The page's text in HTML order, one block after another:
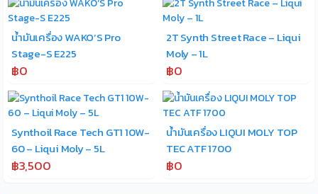
น้ำมันเครื่อง WAKO’S Pro
Stage-S E225
฿0
2T Synth Street Race – Liqui
Moly – 1L
฿0
Synthoil Race Tech GT1 10W-
60 – Liqui Moly – 5L
฿3,500
น้ำมันเครื่อง LIQUI MOLY TOP
TEC ATF 1700
฿0